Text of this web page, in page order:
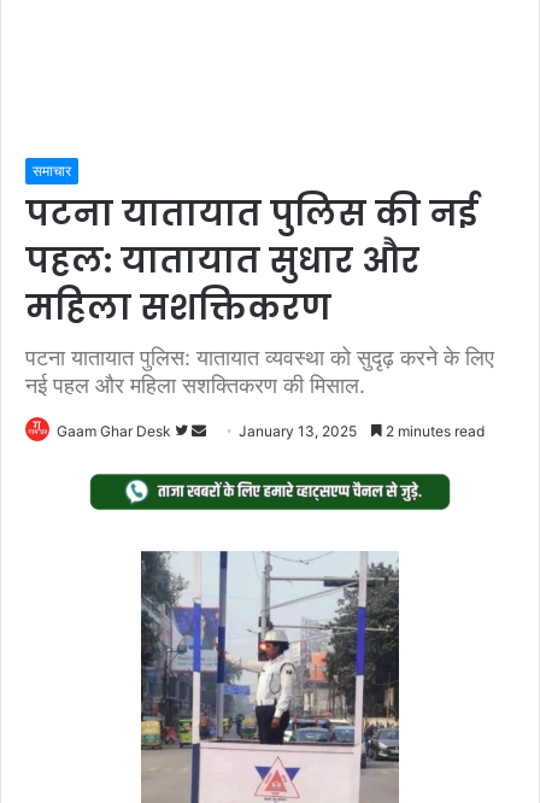
समाचार
पटना यातायात पुलिस की नई
पहल: यातायात सुधार और
महिला सशक्तिकरण
पटना यातायात पुलिस: यातायात व्यवस्था को सुदृढ़ करने के लिए
नई पहल और महिला सशक्तिकरण की मिसाल.
Gaam Ghar Desk
Follow
Twitter
Send
email
January 13, 2025 2 minutes read